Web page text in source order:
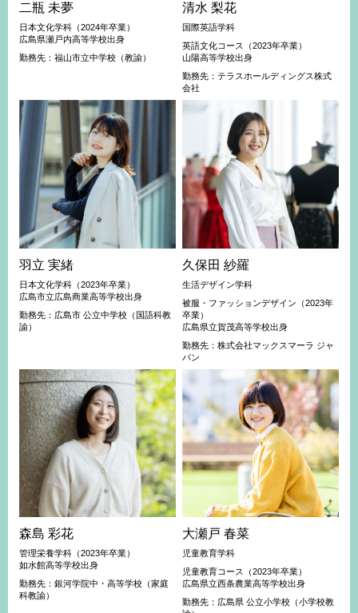
二瓶 未夢
日本文化学科（2024年卒業）
広島県瀬戸内高等学校出身
勤務先：福山市立中学校（教諭）
清水 梨花
国際英語学科
英語文化コース（2023年卒業）
山陽高等学校出身
勤務先：テラスホールディングス株式
会社
羽立 実緒
日本文化学科（2023年卒業）
広島市立広島商業高等学校出身
勤務先：広島市 公立中学校（国語科教
諭）
久保田 紗羅
生活デザイン学科
被服・ファッションデザイン（2023年
卒業）
広島県立賀茂高等学校出身
勤務先：株式会社マックスマーラ ジャ
パン
森島 彩花
管理栄養学科（2023年卒業）
如水館高等学校出身
勤務先：銀河学院中・高等学校（家庭
科教諭）
大瀬戸 春菜
児童教育学科
児童教育コース（2023年卒業）
広島県立西条農業高等学校出身
勤務先：広島県 公立小学校（小学校教